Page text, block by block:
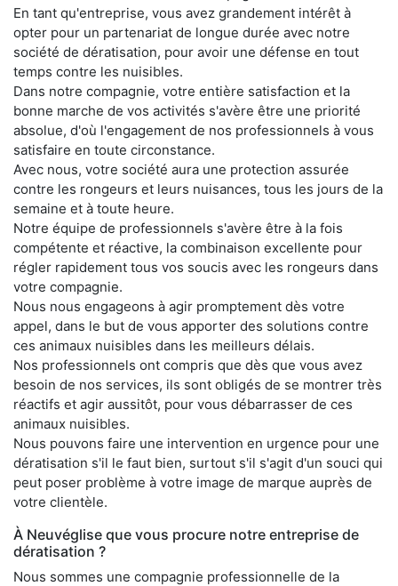
En tant qu'entreprise, vous avez grandement intérêt à
opter pour un partenariat de longue durée avec notre
société de dératisation, pour avoir une défense en tout
temps contre les nuisibles.
Dans notre compagnie, votre entière satisfaction et la
bonne marche de vos activités s'avère être une priorité
absolue, d'où l'engagement de nos professionnels à vous
satisfaire en toute circonstance.
Avec nous, votre société aura une protection assurée
contre les rongeurs et leurs nuisances, tous les jours de la
semaine et à toute heure.
Notre équipe de professionnels s'avère être à la fois
compétente et réactive, la combinaison excellente pour
régler rapidement tous vos soucis avec les rongeurs dans
votre compagnie.
Nous nous engageons à agir promptement dès votre
appel, dans le but de vous apporter des solutions contre
ces animaux nuisibles dans les meilleurs délais.
Nos professionnels ont compris que dès que vous avez
besoin de nos services, ils sont obligés de se montrer très
réactifs et agir aussitôt, pour vous débarrasser de ces
animaux nuisibles.
Nous pouvons faire une intervention en urgence pour une
dératisation s'il le faut bien, surtout s'il s'agit d'un souci qui
peut poser problème à votre image de marque auprès de
votre clientèle.
À Neuvéglise que vous procure notre entreprise de
dératisation ?
Nous sommes une compagnie professionnelle de la